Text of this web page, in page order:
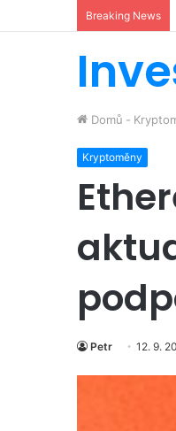
Breaking News
Domů -
Kryptoměny
Petr 12. 9.